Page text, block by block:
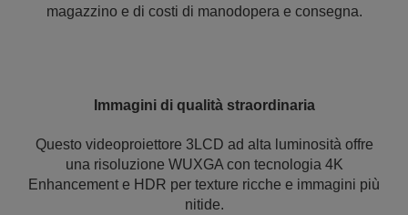
magazzino e di costi di manodopera e consegna.
Immagini di qualità straordinaria
Questo videoproiettore 3LCD ad alta luminosità offre
una risoluzione WUXGA con tecnologia 4K
Enhancement e HDR per texture ricche e immagini più
nitide.